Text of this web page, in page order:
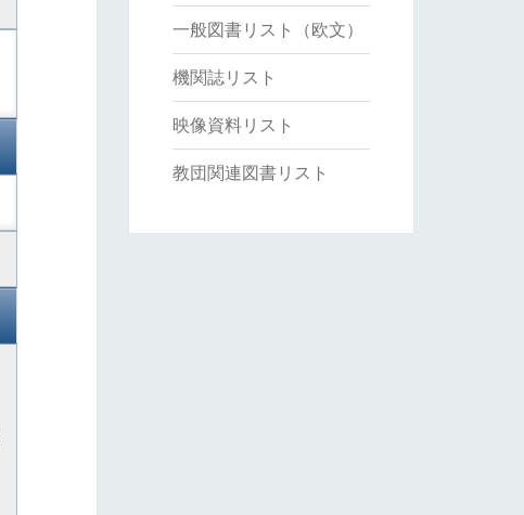
一般図書リスト（欧文）
機関誌リスト
映像資料リスト
教団関連図書リスト